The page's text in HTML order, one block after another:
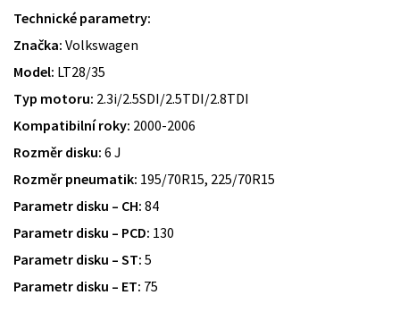
Technické parametry:
Značka: Volkswagen
Model: LT28/35
Typ motoru: 2.3i/2.5SDI/2.5TDI/2.8TDI
Kompatibilní roky: 2000-2006
Rozměr disku: 6 J
Rozměr pneumatik: 195/70R15, 225/70R15
Parametr disku – CH: 84
Parametr disku – PCD: 130
Parametr disku – ST: 5
Parametr disku – ET: 75